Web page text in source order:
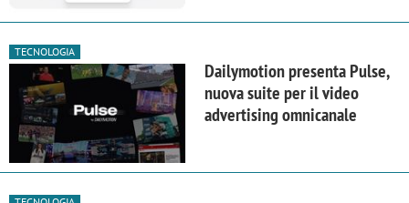
TECNOLOGIA
Dailymotion presenta Pulse,
nuova suite per il video
advertising omnicanale